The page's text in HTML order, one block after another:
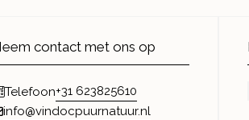
contact met ons op
Telefoon+31 623825610
info@vindocpuurnatuur.nl